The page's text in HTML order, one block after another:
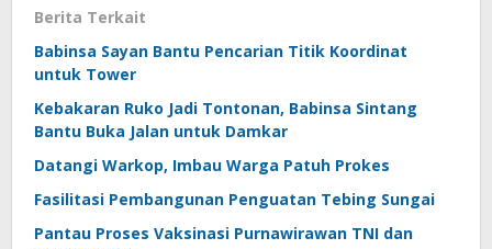
Berita Terkait
Babinsa Sayan Bantu Pencarian Titik Koordinat
untuk Tower
Kebakaran Ruko Jadi Tontonan, Babinsa Sintang
Bantu Buka Jalan untuk Damkar
Datangi Warkop, Imbau Warga Patuh Prokes
Fasilitasi Pembangunan Penguatan Tebing Sungai
Pantau Proses Vaksinasi Purnawirawan TNI dan